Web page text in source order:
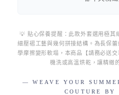
💡 貼心保養提醒：此款外套選用極其
細壓褶工藝與幾何拼接結構。為長保
學摩擦變形軟塌，本商品【請務必送
機洗或高溫烘乾，讓精緻
— WEAVE YOUR
COUTURE